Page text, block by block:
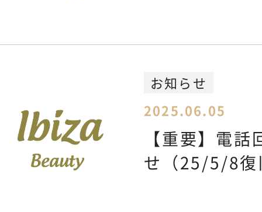
お知らせ
2025.06.05
【重要】電
せ（25/5/8復